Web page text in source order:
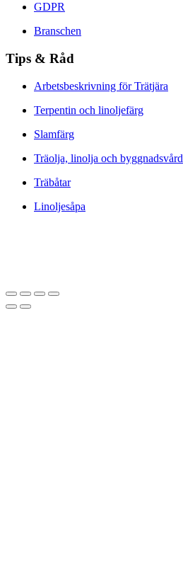
GDPR
Branschen
Tips & Råd
Arbetsbeskrivning för Trätjära
Terpentin och linoljefärg
Slamfärg
Träolja, linolja och byggnadsvård
Träbåtar
Linoljesåpa